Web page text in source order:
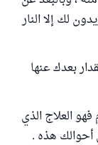
لك إلا النار
بعدك عنها
العلاج الذي
هذه .